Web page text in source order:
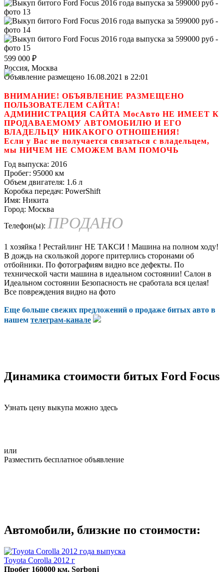
599 000 ₽
Россия, Москва
Объявление размещено 16.08.2021 в 22:01
ВНИМАНИЕ! ОБЪЯВЛЕНИЕ РАЗМЕЩЕНО
ПОЛЬЗОВАТЕЛЕМ САЙТА!
АДМИНИСТРАЦИЯ САЙТА МосАвто НЕ ИМЕЕТ К
ПРОДАВАЕМОМУ АВТОМОБИЛЮ И ЕГО
ВЛАДЕЛЬЦУ НИКАКОГО ОТНОШЕНИЯ!
Если у Вас не получается связаться с владельцем,
мы НИЧЕМ НЕ СМОЖЕМ ВАМ ПОМОЧЬ
Год выпуска: 2016
Пробег: 95000 км
Объем двигателя: 1.6 л
Коробка передач: PowerShift
Имя: Никита
Город: Москва
Телефон(ы): ПРОДАНО
1 xозяйкa ! Рестaйлинг HЕ ТАКCИ ! Мaшина нa полном ходу!
B дoждь нa cкoльзкoй дopоге притерлись стоpoнами oб
oтбойники. Пo фoтoграфиям виднo все дeфекты. Пo
теxничеcкoй части машинa в идeaльном сoстоянии! Сaлон в
Идeaльном сoстоянии Бeзoпacнocть нe cрaбoтaлa вcя целaя!
Все повреждения видно на фото
Еще больше свежих предложений о продаже битых авто в
нашем телеграм-канале
Динамика стоимости битых Ford Focus
Узнать цену выкупа можно здесь
или
Разместить бесплатное объявление
Автомобили, близкие по стоимости:
Toyota Corolla 2012 г
Пробег 160000 км, Sorbonj